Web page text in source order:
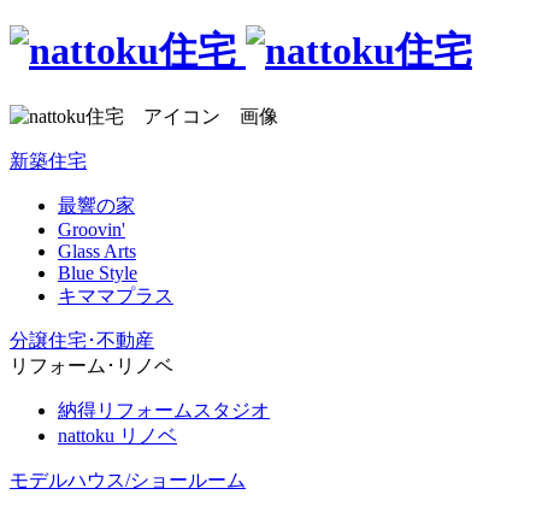
新築住宅
最響の家
Groovin'
Glass Arts
Blue Style
キママプラス
分譲住宅･不動産
リフォーム･リノベ
納得リフォームスタジオ
nattoku リノベ
モデルハウス/ショールーム